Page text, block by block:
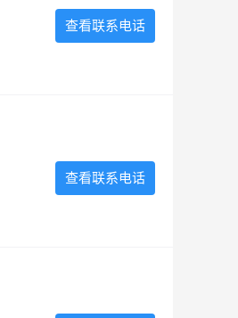
查看联系电话
查看联系电话